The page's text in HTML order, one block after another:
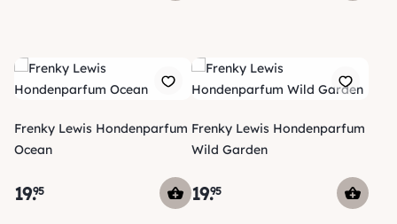
Frenky Lewis Hondenparfum
Ocean
19.95
Frenky Lewis Hondenparfum
Wild Garden
19.95